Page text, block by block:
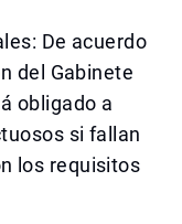
De acuerdo
del Gabinete
obligado a
si fallan
los requisitos